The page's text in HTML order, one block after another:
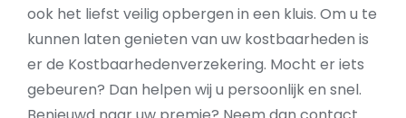
ook het liefst veilig opbergen in een kluis. Om u te
kunnen laten genieten van uw kostbaarheden is
er de Kostbaarhedenverzekering. Mocht er iets
gebeuren? Dan helpen wij u persoonlijk en snel.